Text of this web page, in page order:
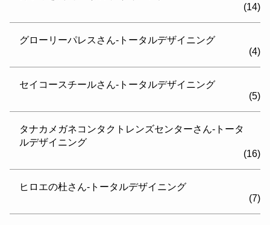
(14)
グローリーパレスさん-トータルデザイニング
(4)
セイコースチールさん-トータルデザイニング
(5)
タナカメガネコンタクトレンズセンターさん-トータ
ルデザイニング
(16)
ヒロエの杜さん-トータルデザイニング
(7)